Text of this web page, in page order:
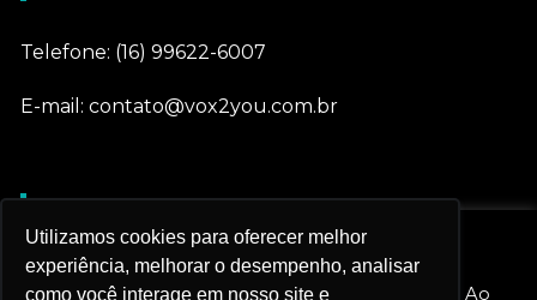
Utilizamos cookies para oferecer melhor
experiência, melhorar o desempenho, analisar
como você interage em nosso site e
Telefone: (16) 99622-6007
E-mail: contato@vox2you.com.br
Gostar
Nós utilizamos cookies e outras tecnologias
semelhantes para melhorar sua experiência em
nossos serviços e personalizar nossa publicidade. Ao